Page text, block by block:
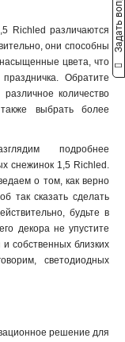
Richled различаются
они способны
цвета, что
Обратите
количество
выбрать более
подробнее
снежинок 1,5 Richled.
о том, как верно
так сказать сделать
будьте в
декора не упустите
собственных близких
светодиодных
решение для
Задать вопрос